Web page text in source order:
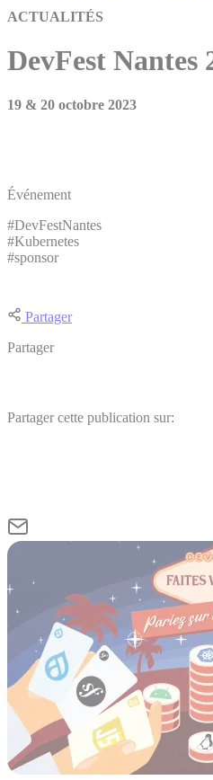
ACTUALITÉS
DevFest Nantes
19 & 20 octobre 2023
Événement
#DevFestNantes
#Kubernetes
#sponsor
Partager
Partager
Partager cette publication sur: